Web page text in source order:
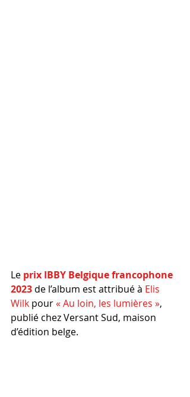
Le prix IBBY Belgique francophone
2023 de l’album est attribué à Elis
Wilk pour « Au loin, les lumières »,
publié chez Versant Sud, maison
d’édition belge.